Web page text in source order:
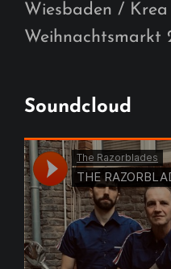
Wiesbaden / Krea
Weihnachtsmarkt
Soundcloud